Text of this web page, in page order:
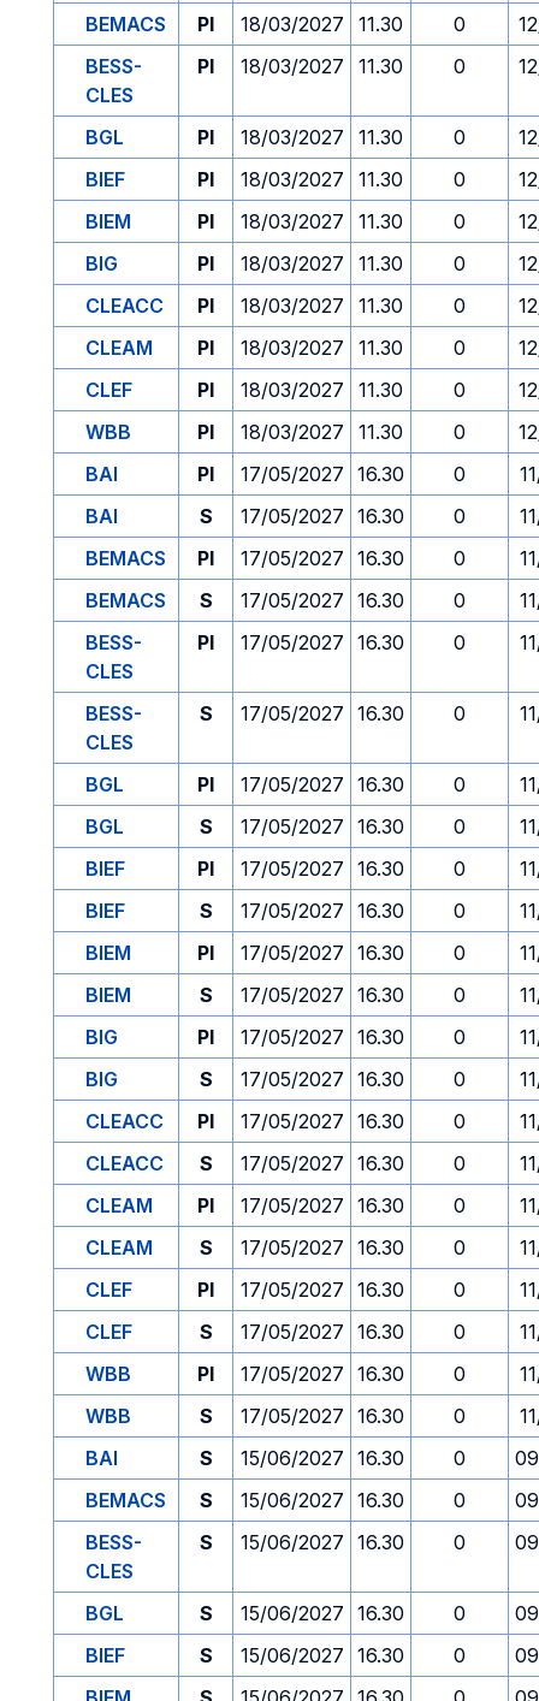
BEMACS
PI 18/03/2027 11.30 0
BESS-
CLES
PI 18/03/2027 11.30 0
BGL PI 18/03/2027 11.30 0
BIEF
PI 18/03/2027 11.30 0
BIEM
PI 18/03/2027 11.30 0
BIG
PI 18/03/2027 11.30 0
CLEACC
PI 18/03/2027 11.30 0
CLEAM
PI 18/03/2027 11.30 0
CLEF
PI 18/03/2027 11.30 0
WBB
PI 18/03/2027 11.30 0
BAI
PI 17/05/2027 16.30 0
BAI
S 17/05/2027 16.30 0
BEMACS
PI 17/05/2027 16.30 0
BEMACS
S 17/05/2027 16.30 0
BESS-
CLES
PI 17/05/2027 16.30 0
BESS-
CLES
S 17/05/2027 16.30 0
BGL PI 17/05/2027 16.30 0
BGL
S 17/05/2027 16.30 0
BIEF
PI 17/05/2027 16.30 0
BIEF
S 17/05/2027 16.30 0
BIEM
PI 17/05/2027 16.30 0
BIEM
S 17/05/2027 16.30 0
BIG
PI 17/05/2027 16.30 0
BIG
S 17/05/2027 16.30 0
CLEACC
PI 17/05/2027 16.30 0
CLEACC
S 17/05/2027 16.30 0
CLEAM
PI 17/05/2027 16.30 0
CLEAM
S 17/05/2027 16.30 0
CLEF
PI 17/05/2027 16.30 0
CLEF
S 17/05/2027 16.30 0
WBB
PI 17/05/2027 16.30 0
WBB
S 17/05/2027 16.30 0
BAI
S 15/06/2027 16.30 0
BEMACS
S 15/06/2027 16.30 0
BESS-
CLES
S 15/06/2027 16.30 0
BGL S 15/06/2027 16.30 0
BIEF
S 15/06/2027 16.30 0